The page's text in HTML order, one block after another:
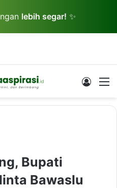
lebih segar! ✨
Log In
Bupati
Bawaslu